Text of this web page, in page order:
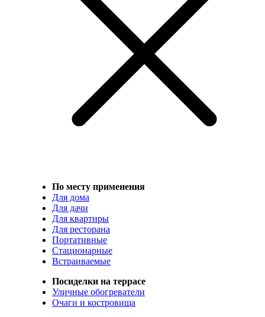
По месту применения
Для дома
Для дачи
Для квартиры
Для ресторана
Портативные
Стационарные
Встраиваемые
Посиделки на террасе
Уличные обогреватели
Очаги и костровища